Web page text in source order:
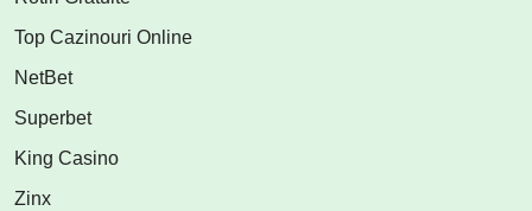
Top Cazinouri Online
NetBet
Superbet
King Casino
Zinx